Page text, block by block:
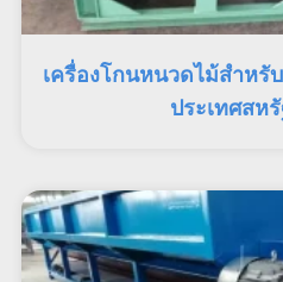
เครื่องโกนหนวดไม้สำหรั
ประเทศสห